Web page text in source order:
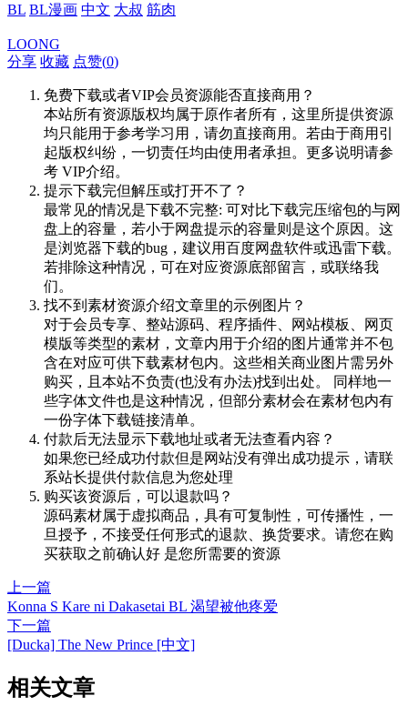
BL BL漫画 中文 大叔 筋肉
LOONG
分享 收藏 点赞(0)
免费下载或者VIP会员资源能否直接商用？
本站所有资源版权均属于原作者所有，这里所提供资源
均只能用于参考学习用，请勿直接商用。若由于商用引
起版权纠纷，一切责任均由使用者承担。更多说明请参
考 VIP介绍。
提示下载完但解压或打开不了？
最常见的情况是下载不完整: 可对比下载完压缩包的与网
盘上的容量，若小于网盘提示的容量则是这个原因。这
是浏览器下载的bug，建议用百度网盘软件或迅雷下载。
若排除这种情况，可在对应资源底部留言，或联络我
们。
找不到素材资源介绍文章里的示例图片？
对于会员专享、整站源码、程序插件、网站模板、网页
模版等类型的素材，文章内用于介绍的图片通常并不包
含在对应可供下载素材包内。这些相关商业图片需另外
购买，且本站不负责(也没有办法)找到出处。 同样地一
些字体文件也是这种情况，但部分素材会在素材包内有
一份字体下载链接清单。
付款后无法显示下载地址或者无法查看内容？
如果您已经成功付款但是网站没有弹出成功提示，请联
系站长提供付款信息为您处理
购买该资源后，可以退款吗？
源码素材属于虚拟商品，具有可复制性，可传播性，一
旦授予，不接受任何形式的退款、换货要求。请您在购
买获取之前确认好 是您所需要的资源
上一篇
Konna S Kare ni Dakasetai BL 渴望被他疼爱
下一篇
[Ducka] The New Prince [中文]
相关文章